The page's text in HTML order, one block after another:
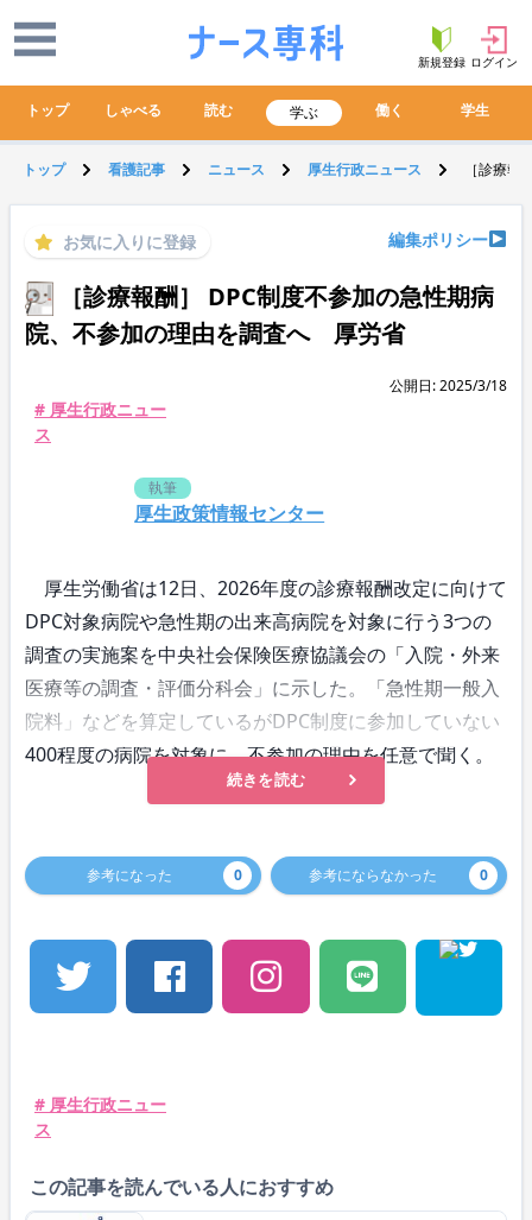
新規登録 ログイン
トップ しゃべる 読む 学ぶ 働く 学生
トップ 看護記事 ニュース 厚生行政ニュース ［診療
お気に入りに登録 編集ポリシー
［診療報酬］ DPC制度不参加の急性期病
院、不参加の理由を調査へ 厚労省
公開日: 2025/3/18
# 厚生行政ニュー
ス
執筆
厚生政策情報センター
厚生労働省は12日、2026年度の診療報酬改定に向けて
DPC対象病院や急性期の出来高病院を対象に行う3つの
調査の実施案を中央社会保険医療協議会の「入院・外来
医療等の調査・評価分科会」に示した。「急性期一般入
院料」などを算定しているがDPC制度に参加していない
400程度の病院を対象に、不参加の理由を任意で聞く。
続きを読む
参考になった 0 参考にならなかった 0
# 厚生行政ニュー
ス
この記事を読んでいる人におすすめ